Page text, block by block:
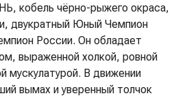
кобель чёрно-рыжего окраса,
двукратный Юный Чемпион
России. Он обладает
выраженной холкой, ровной
мускулатурой. В движении
вымах и уверенный толчок